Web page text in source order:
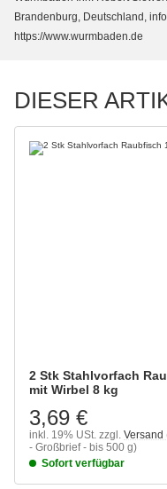
Brandenburg, Deutschland,
https://www.wurmbaden.de
DIESER
2 Stk Stahlvorfach
mit Wirbel 8 kg
3,69 €
inkl. 19% USt. zzgl. Versand
- Großbrief - bis 500 g)
Sofort verfügbar